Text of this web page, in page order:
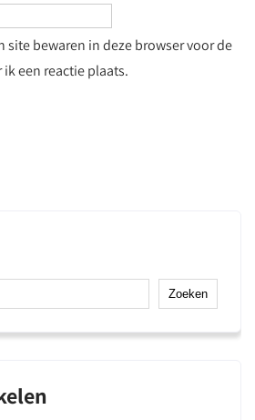
site bewaren in deze browser voor de
een reactie plaats.
Zoeken